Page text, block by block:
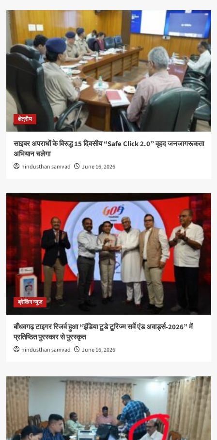
क्षेत्रीय
साइबर अपराधों के विरुद्ध 15 दिवसीय “Safe Click 2.0” वृहद जनजागरूकता
अभियान चलेगा
hindusthan samvad June 16, 2026
ब्रेकिंग न्यूज
बाँधवगढ़ टाइगर रिजर्व हुआ “इंडिया टुडे टूरिज्म सर्वे एंड अवार्ड्स-2026” में
प्रतिष्ठित पुरस्कार से पुरस्कृत
hindusthan samvad June 16, 2026